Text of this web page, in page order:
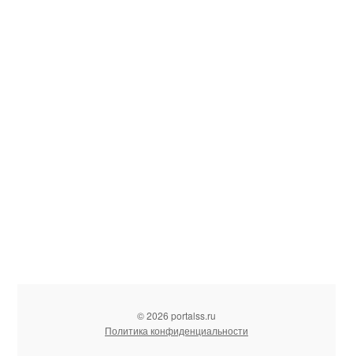
© 2026 portalss.ru
Политика конфиденциальности